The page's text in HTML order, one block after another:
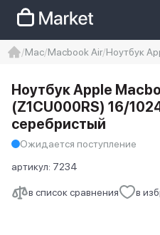
Iphone 14 pro max
Mac Macbook Air Ноутбук
в список сравнения в
Ноутбук Apple
(Z1CU000RS) 16/
серебристый
Ожидается поступление
артикул: 7234